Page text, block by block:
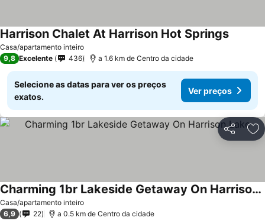
Casa/apartamento inteiro
Harrison Chalet At Harrison Hot Springs
9,8 Excelente 436 a 1.6 km de Centro da cidade
Selecione as datas para ver os preços
exatos.
Ver preços
Partilhar
Casa/apartamento inteiro
Charming 1br Lakeside Getaway On Harrison Lake
6,9 22 a 0.5 km de Centro da cidade